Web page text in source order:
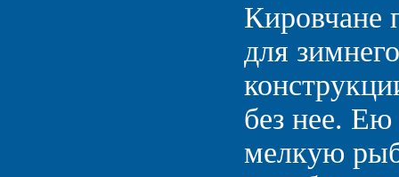
Кировчане
для
без нее.
мелкую